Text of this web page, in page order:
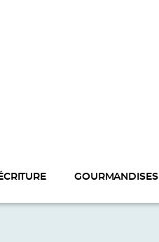
ÉCRITURE GOURMANDISES